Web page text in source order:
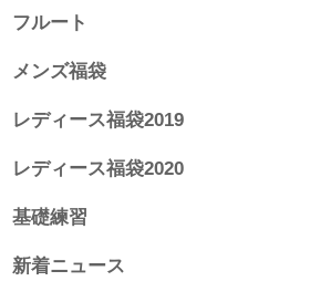
フルート
メンズ福袋
レディース福袋2019
レディース福袋2020
基礎練習
新着ニュース